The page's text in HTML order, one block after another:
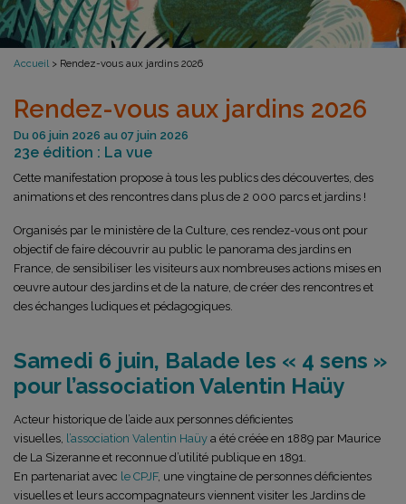
Accueil > Rendez-vous aux jardins 2026
Rendez-vous aux jardins 2026
Du 06 juin 2026 au 07 juin 2026
23e édition : La vue
Cette manifestation propose à tous les publics des découvertes, des
animations et des rencontres dans plus de 2 000 parcs et jardins !
Organisés par le ministère de la Culture, ces rendez-vous ont pour
objectif de faire découvrir au public le panorama des jardins en
France, de sensibiliser les visiteurs aux nombreuses actions mises en
œuvre autour des jardins et de la nature, de créer des rencontres et
des échanges ludiques et pédagogiques.
Samedi 6 juin, Balade les « 4 sens »
pour l’association Valentin Haüy
Acteur historique de l’aide aux personnes déficientes
visuelles, l’association Valentin Haüy a été créée en 1889 par Maurice
de La Sizeranne et reconnue d’utilité publique en 1891.
En partenariat avec le CPJF, une vingtaine de personnes déficientes
visuelles et leurs accompagnateurs viennent visiter les Jardins de